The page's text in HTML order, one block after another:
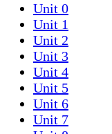
Unit 0
Unit 1
Unit 2
Unit 3
Unit 4
Unit 5
Unit 6
Unit 7